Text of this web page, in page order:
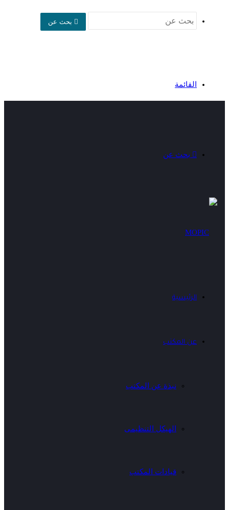
بحث عن
القائمة
بحث عن
الرئيسية
عن المكتب
نبذة عن المكتب
الهيكل التنظيمى
قيادات المكتب